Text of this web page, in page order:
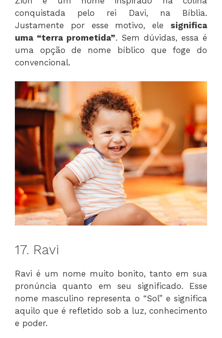
conquistada pelo rei Davi, na Bíblia.
Justamente por esse motivo, ele significa
uma “terra prometida”. Sem dúvidas, essa é
uma opção de nome bíblico que foge do
convencional.
17. Ravi
Ravi é um nome muito bonito, tanto em sua
pronúncia quanto em seu significado. Esse
nome masculino representa o “Sol” e significa
aquilo que é refletido sob a luz, conhecimento
e poder.